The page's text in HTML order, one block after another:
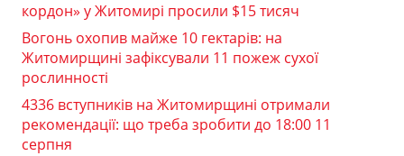
кордон» у Житомирі просили $15 тисяч
Вогонь охопив майже 10 гектарів: на
Житомирщині зафіксували 11 пожеж сухої
рослинності
4336 вступників на Житомирщині отримали
рекомендації: що треба зробити до 18:00 11
серпня